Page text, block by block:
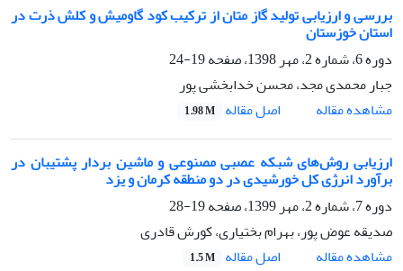
بررسی و ارزیابی تولید گاز متان از ترکیب کود گاومیش و کلش ذرت در
استان خوزستان
دوره 6، شماره 2، مهر 1398، صفحه
19-24
جبار محمدی مجد، محسن خدابخشی پور
مشاهده مقاله
اصل مقاله 1.98 M
ارزیابی روش‌های شبکه عصبی مصنوعی و ماشین بردار پشتیبان در
برآورد انرژی کل خورشیدی در دو منطقه کرمان و یزد
دوره 7، شماره 2، مهر 1399، صفحه
19-28
صدیقه عوض پور، بهرام بختیاری، کورش قادری
مشاهده مقاله
اصل مقاله 1.5 M